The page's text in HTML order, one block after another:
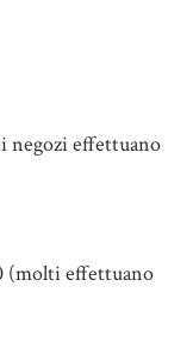
negozi effettuano
(molti effettuano